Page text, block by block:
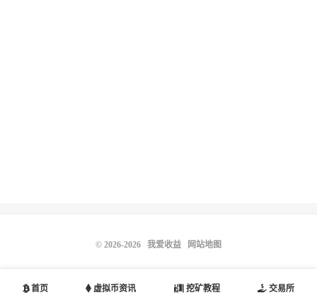
首页 虚拟币资讯 挖矿教程 交易所
© 2026-2026 我爱收益 网站地图